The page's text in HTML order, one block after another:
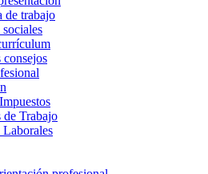
de trabajo
sociales
consejos
de Trabajo
Laborales